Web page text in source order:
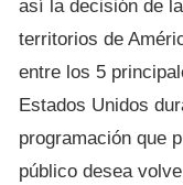
así la decisión de
territorios de
entre los 5
Estados Unidos
programación que
público desea